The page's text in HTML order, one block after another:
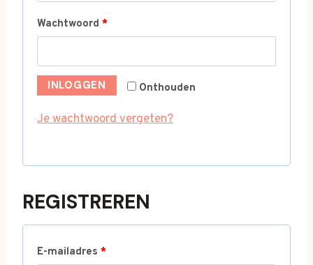
e
Wachtwoord *V
r
e
i
Onthouden
INLOGGEN
Je wachtwoord vergeten?
REGISTREREN
E-mailadres *V